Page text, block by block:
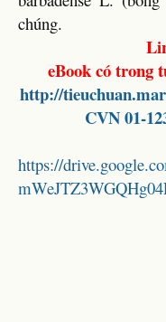
chúng.
eBook có trong
http://
CVN 01-
https://